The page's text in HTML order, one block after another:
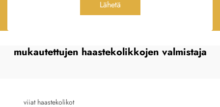
Lähetä
mukautettujen haastekolikkojen valmistaja
viiat haastekolikot